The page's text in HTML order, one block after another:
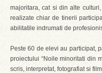
majoritara, cat si din alte
realizate chiar de tinerii
abilitatile indrumati de
Peste 60 de elevi au participat,
proiectului “Noile minoritati din
scris, interpretat, fotografiat si